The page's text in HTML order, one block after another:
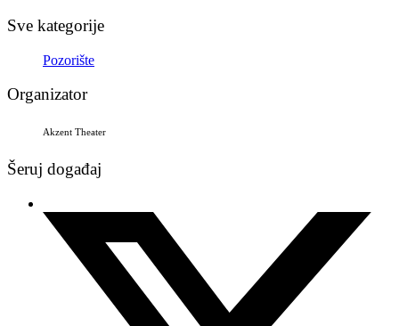
Sve kategorije
Pozorište
Organizator
Akzent Theater
Šeruj događaj